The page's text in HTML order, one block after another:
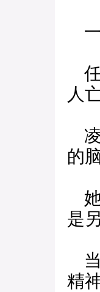
一
任
人
凌
的
她
是
当
精